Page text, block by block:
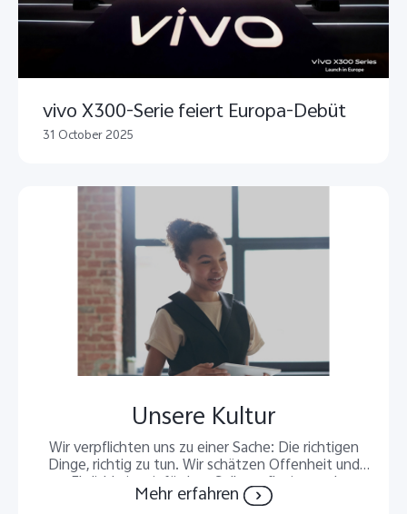
vivo X300-Serie feiert Europa-Debüt
31 October 2025
Unsere Kultur
Wir verpflichten uns zu einer Sache: Die richtigen
Dinge, richtig zu tun. Wir schätzen Offenheit und
Ehrlichkeit, wir fördern Selbstreflexion und
gegenseitigen Respekt. Wir bemühen uns um ein
Mehr erfahren